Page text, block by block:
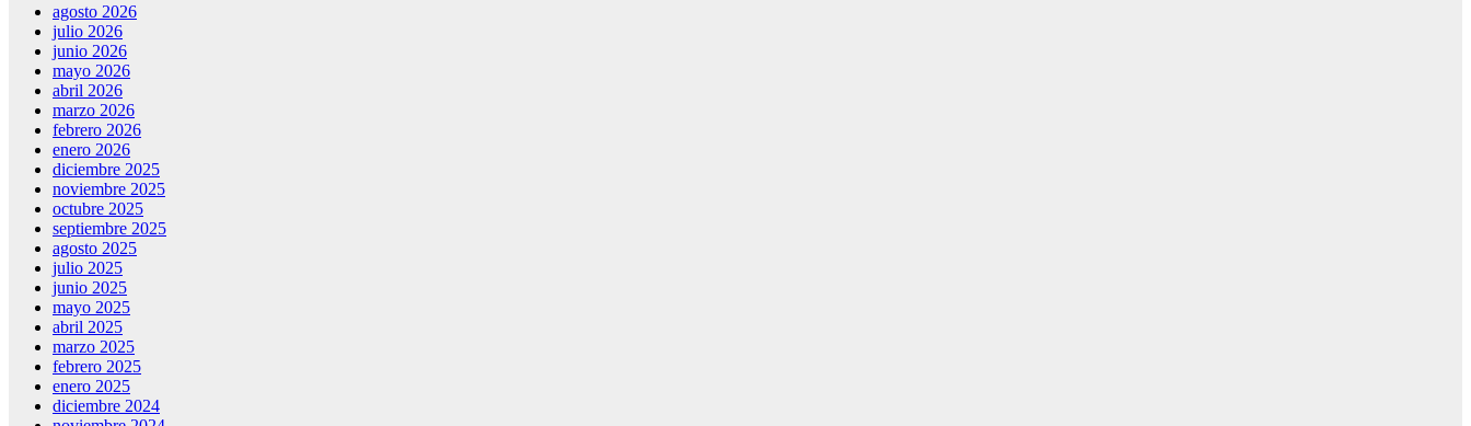
agosto 2026
julio 2026
junio 2026
mayo 2026
abril 2026
marzo 2026
febrero 2026
enero 2026
diciembre 2025
noviembre 2025
octubre 2025
septiembre 2025
agosto 2025
julio 2025
junio 2025
mayo 2025
abril 2025
marzo 2025
febrero 2025
enero 2025
diciembre 2024